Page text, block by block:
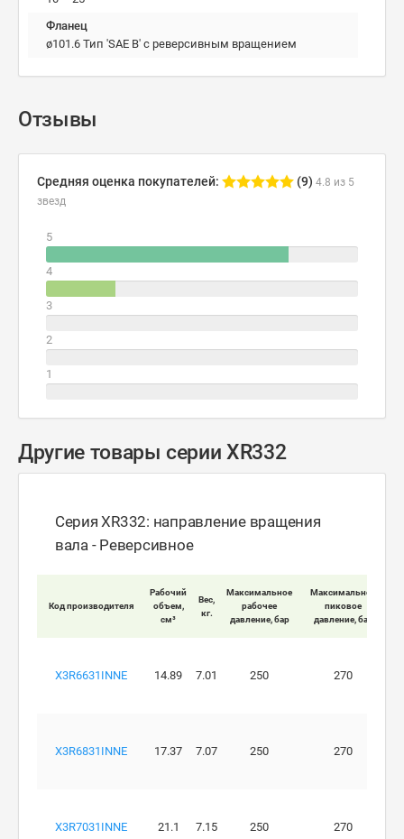
Фланец
ø101.6 Тип 'SAE B' с реверсивным вращением
Отзывы
Средняя оценка покупателей: (9) 4.8 из 5
звезд
5
4
3
2
1
Другие товары серии XR332
Серия XR332: направление вращения
вала - Реверсивное
Код производителя
Рабочий
объем,
см³
Вес,
кг.
Максимальное
рабочее
давление, бар
Максимальное
пиковое
давление, бар
X3R6631INNE 14.89 7.01 250 270
X3R6831INNE 17.37 7.07 250 270
X3R7031INNE 21.1 7.15 250 270